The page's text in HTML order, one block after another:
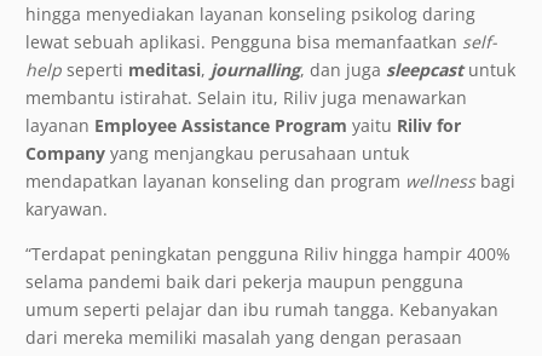
hingga menyediakan layanan konseling psikolog daring
lewat sebuah aplikasi. Pengguna bisa memanfaatkan self-
help seperti meditasi, journalling, dan juga sleepcastuntuk
membantu istirahat. Selain itu, Riliv juga menawarkan
layanan Employee Assistance Program yaitu Riliv for
Company yang menjangkau perusahaan untuk
mendapatkan layanan konseling dan program wellnessbagi
karyawan.
“Terdapat peningkatan pengguna Riliv hingga hampir 400%
selama pandemi baik dari pekerja maupun pengguna
umum seperti pelajar dan ibu rumah tangga. Kebanyakan
dari mereka memiliki masalah yang dengan perasaan